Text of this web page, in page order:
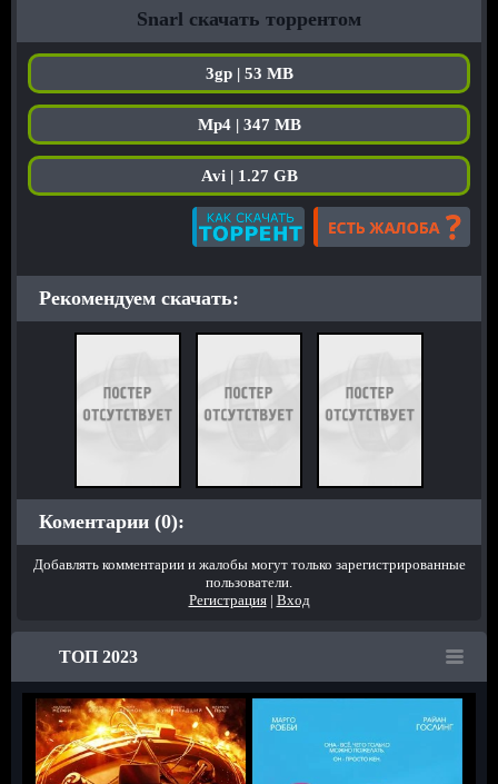
Snarl скачать торрентом
3gp | 53 MB
Mp4 | 347 MB
Avi | 1.27 GB
Рекомендуем скачать:
Коментарии (0):
Добавлять комментарии и жалобы могут только зарегистрированные
пользователи.
Регистрация| Вход
ТОП 2023